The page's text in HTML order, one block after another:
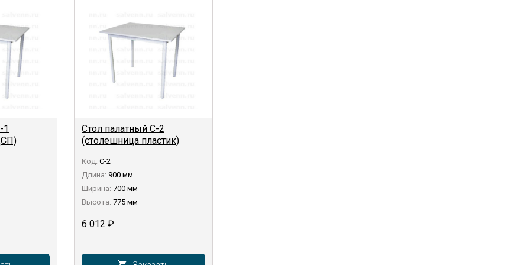
1
Стол палатный С-2
(столешница пластик)
Код: С-2
Длина: 900 мм
Ширина: 700 мм
Высота: 775 мм
6 012 ₽